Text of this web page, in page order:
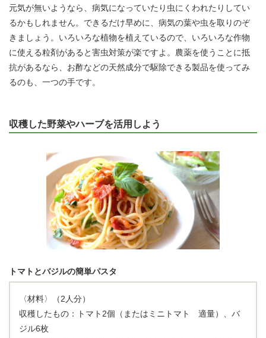
元気が無いようなら、病気になっていたり虫にくわれたりしてい
るかもしれません。できるだけ早めに、病気の葉や虫を取りのぞ
きましょう。いろいろな植物を植えているので、いろいろな作物
に使える粒剤があると害虫対策が楽ですよ。農薬を使うことに抵
抗があるなら、お酢などの天然成分で駆除できる製品を使ってみ
るのも、一つの手です。
収穫した野菜やハーブを活用しよう
トマトとバジルの簡単パスタ
〈材料〉（2人分）
収穫したもの：トマト2個（またはミニトマト 適量）、バ
ジル6枚